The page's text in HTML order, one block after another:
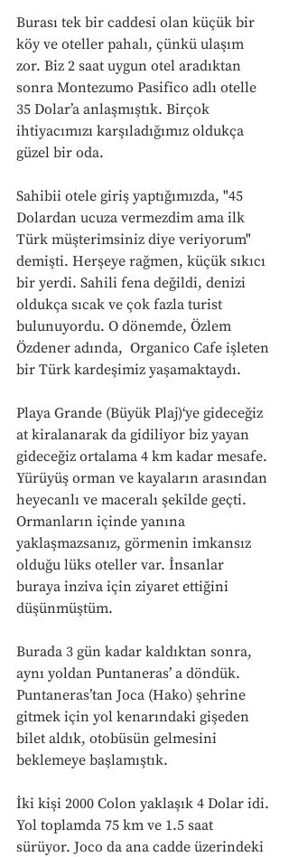
Burası tek bir caddesi olan küçük bir
köy ve oteller pahalı, çünkü ulaşım
zor. Biz 2 saat uygun otel aradıktan
sonra Montezumo Pasifico adlı otelle
35 Dolar’a anlaşmıştık. Birçok
ihtiyacımızı karşıladığımız oldukça
güzel bir oda.
Sahibii otele giriş yaptığımızda, "45
Dolardan ucuza vermezdim ama ilk
Türk müşterimsiniz diye veriyorum"
demişti. Herşeye rağmen, küçük sıkıcı
bir yerdi. Sahili fena değildi, denizi
oldukça sıcak ve çok fazla turist
bulunuyordu. O dönemde, Özlem
Özdener adında,  Organico Cafe işleten
bir Türk kardeşimiz yaşamaktaydı.
Playa Grande (Büyük Plaj)‘ye gideceğiz
at kiralanarak da gidiliyor biz yayan
gideceğiz ortalama 4 km kadar mesafe.
Yürüyüş orman ve kayaların arasından
heyecanlı ve maceralı şekilde geçti.
Ormanların içinde yanına
yaklaşmazsanız, görmenin imkansız
olduğu lüks oteller var. İnsanlar
buraya inziva için ziyaret ettiğini
düşünmüştüm.
Burada 3 gün kadar kaldıktan sonra,
aynı yoldan Puntaneras’ a döndük.
Puntaneras’tan Joca (Hako) şehrine
gitmek için yol kenarındaki gişeden
bilet aldık, otobüsün gelmesini
beklemeye başlamıştık.
İki kişi 2000 Colon yaklaşık 4 Dolar idi.
Yol toplamda 75 km ve 1.5 saat
sürüyor. Joco da ana cadde üzerindeki